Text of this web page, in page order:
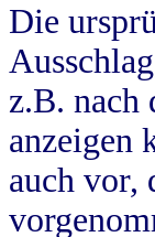
Die
z.B. nach
anzeigen
auch vor,